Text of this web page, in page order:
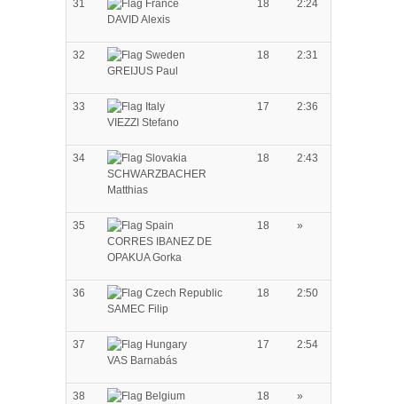
31
DAVID Alexis
18 2:24
32
GREIJUS Paul
18 2:31
33
VIEZZI Stefano
17 2:36
34
SCHWARZBACHER
Matthias
18 2:43
35
CORRES IBANEZ DE
OPAKUA Gorka
18 »
36
SAMEC Filip
18 2:50
37
VAS Barnabás
17 2:54
38
18 »